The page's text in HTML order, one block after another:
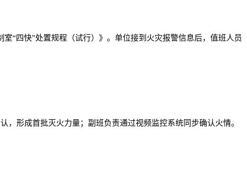
“四快”处置规程（试行）》。单位接到火灾报警信息后，值班人员
形成首批灭火力量；副班负责通过视频监控系统同步确认火情。